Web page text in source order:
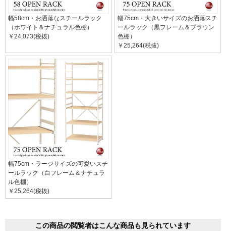
幅58cm・お洒落なスチールラック
（ホワイト＆ナチュラル色棚）
￥24,073(税抜)
幅75cm・大きいサイズのお洒落スチ
ールラック（黒フレーム＆ブラウン
色棚）
￥25,264(税抜)
幅75cm・ラージサイズの可愛いスチ
ールラック（白フレーム＆ナチュラ
ル色棚）
￥25,264(税抜)
この商品の閲覧者はこんな商品も見られています